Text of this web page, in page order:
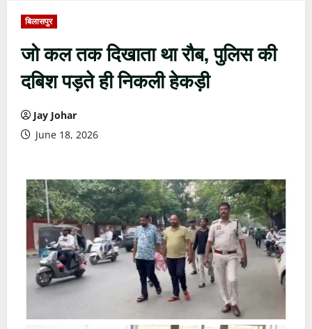
बिलासपुर
जो कल तक दिखाता था रौब, पुलिस की
दबिश पड़ते ही निकली हेकड़ी
Jay Johar
June 18, 2026